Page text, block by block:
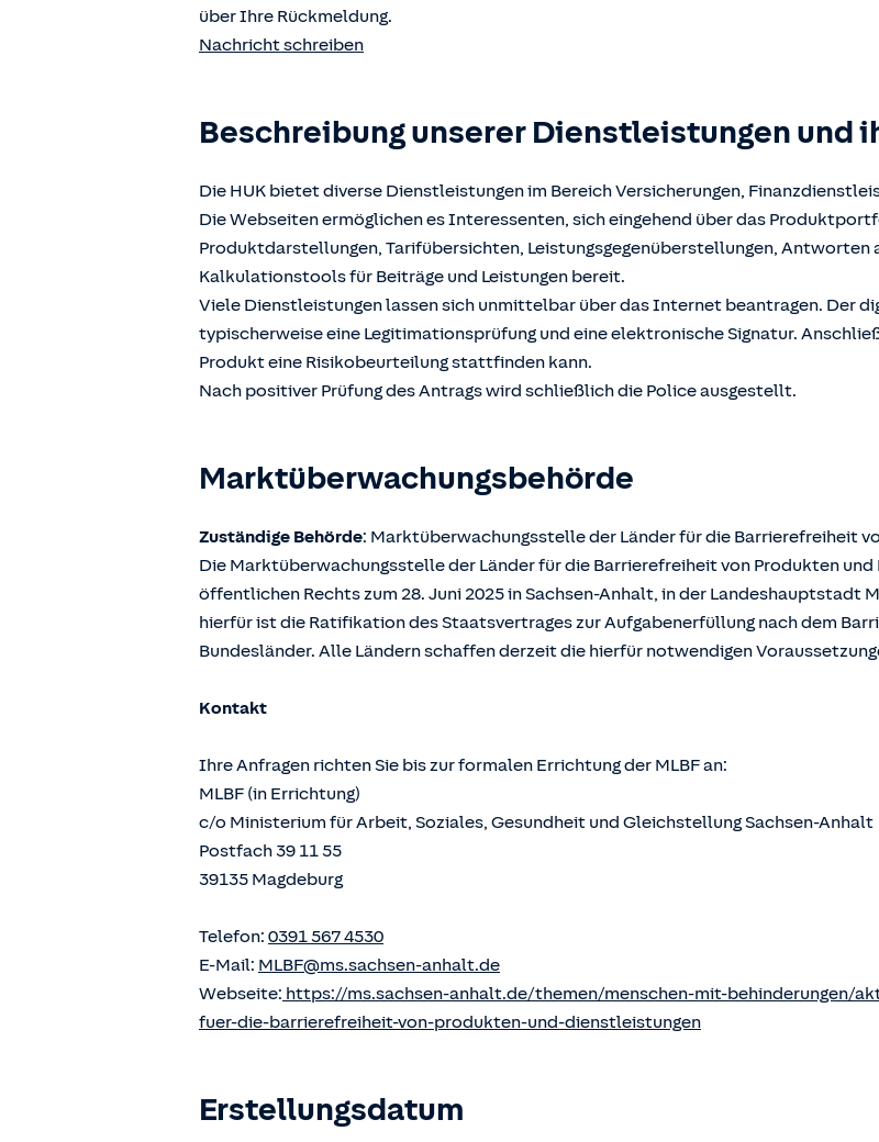
über Ihre Rückmeldung.
Nachricht schreiben
Beschreibung unserer Dienstleistungen und
Die HUK bietet diverse Dienstleistungen im Bereich Versicherungen,
Die Webseiten ermöglichen es Interessenten, sich eingehend über das
Produktdarstellungen, Tarifübersichten, Leistungsgegenüberstellungen, Antworten
Kalkulationstools für Beiträge und Leistungen bereit.
Viele Dienstleistungen lassen sich unmittelbar über das Internet beantragen. Der
typischerweise eine Legitimationsprüfung und eine elektronische Signatur.
Produkt eine Risikobeurteilung stattfinden kann.
Nach positiver Prüfung des Antrags wird schließlich die Police ausgestellt.
Marktüberwachungsbehörde
Zuständige Behörde: Marktüberwachungsstelle der Länder für die Barrierefreiheit
Die Marktüberwachungsstelle der Länder für die Barrierefreiheit von Produkten
öffentlichen Rechts zum 28. Juni 2025 in Sachsen-Anhalt, in der Landeshauptstadt
hierfür ist die Ratifikation des Staatsvertrages zur Aufgabenerfüllung nach dem
Bundesländer. Alle Ländern schaffen derzeit die hierfür notwendigen
Kontakt
Ihre Anfragen richten Sie bis zur formalen Errichtung der MLBF an:
MLBF (in Errichtung)
c/o Ministerium für Arbeit, Soziales, Gesundheit und Gleichstellung Sachsen-Anhalt
Postfach 39 11 55
39135 Magdeburg
Telefon: 0391 567 4530
E-Mail: MLBF@ms.sachsen-anhalt.de
Webseite: https://ms.sachsen-anhalt.de/themen/menschen-mit-behinderungen/
fuer-die-barrierefreiheit-von-produkten-und-dienstleistungen
Erstellungsdatum